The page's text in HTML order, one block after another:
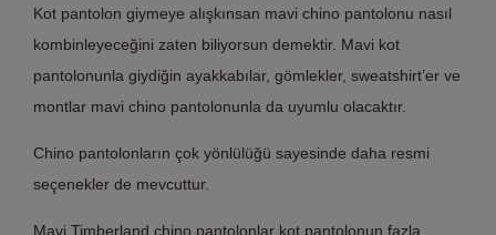
Kot pantolon giymeye alışkınsan mavi chino pantolonu nasıl
kombinleyeceğini zaten biliyorsun demektir. Mavi kot
pantolonunla giydiğin ayakkabılar, gömlekler, sweatshirt’er ve
montlar mavi chino pantolonunla da uyumlu olacaktır.
Chino pantolonların çok yönlülüğü sayesinde daha resmi
seçenekler de mevcuttur.
Mavi Timberland chino pantolonlar kot pantolonun fazla